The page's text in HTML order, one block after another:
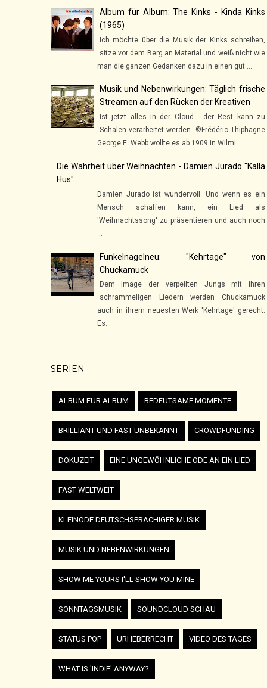
Album für Album: The Kinks - Kinda Kinks
(1965)
Ich möchte über die Musik der Kinks schreiben,
sitze vor dem Berg an Material und weiß nicht wie
man die ganzen Gedanken dazu in einen gut ...
Musik und Nebenwirkungen: Täglich frische
Streamen auf den Rücken der Kreativen
Ist jetzt alles in der Cloud - der Rest kann zu
Schalen verarbeitet werden. ©Frédéric Thiphagne
George E. Webb wollte es ab 1909 in Wilmi...
Die Wahrheit über Weihnachten - Damien Jurado "Kalla
Hus"
Damien Jurado ist wundervoll. Und wenn es ein
Mensch schaffen kann, ein Lied als
'Weihnachtssong' zu präsentieren und auch noch
...
Funkelnagelneu: "Kehrtage" von
Chuckamuck
Dem Image der verpeilten Jungs mit ihren
schrammeligen Liedern werden Chuckamuck
auch in ihrem neuesten Werk 'Kehrtage' gerecht.
Es...
SERIEN
ALBUM FÜR ALBUM BEDEUTSAME MOMENTE
BRILLIANT UND FAST UNBEKANNT CROWDFUNDING
DOKUZEIT EINE UNGEWÖHNLICHE ODE AN EIN LIED
FAST WELTWEIT
KLEINODE DEUTSCHSPRACHIGER MUSIK
MUSIK UND NEBENWIRKUNGEN
SHOW ME YOURS I'LL SHOW YOU MINE
SONNTAGSMUSIK SOUNDCLOUD SCHAU
STATUS POP URHEBERRECHT VIDEO DES TAGES
WHAT IS 'INDIE' ANYWAY?